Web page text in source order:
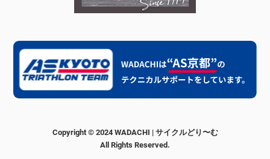
Copyright © 2024 WADACHI | サイクルどり〜む
All Rights Reserved.